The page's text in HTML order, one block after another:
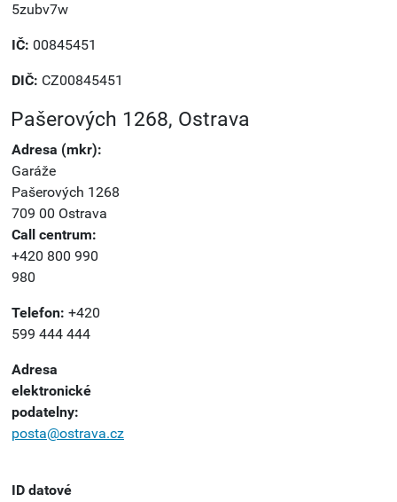
5zubv7w
IČ: 00845451
DIČ: CZ00845451
Pašerových 1268, Ostrava
Adresa (mkr):
Garáže
Pašerových 1268
709 00 Ostrava
Call centrum:
+420 800 990
980
Telefon: +420
599 444 444
Adresa
elektronické
podatelny:
posta@ostrava.cz
ID datové